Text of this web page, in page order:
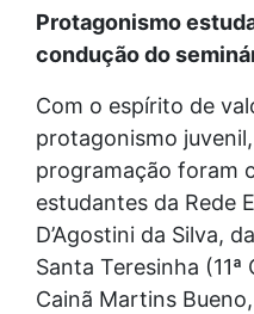
Protagonismo
condução do
Com o espírito de
protagonismo
programação foram
estudantes da Rede
D’Agostini da Silva,
Santa Teresinha (11ª
Cainã Martins